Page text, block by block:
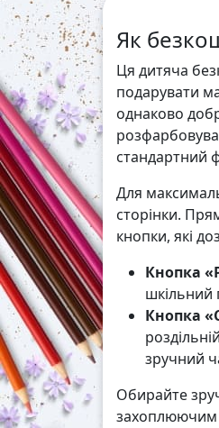
Як
Ця дитяча
подарувати
однаково
стандартний
Для
сторінки.
кнопки, які
Кнопка
шкільний
Кнопка
зручний
Обирайте
захоплюючим